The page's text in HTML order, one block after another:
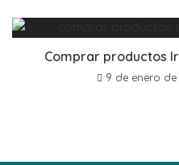
Comprar productos
9 de enero